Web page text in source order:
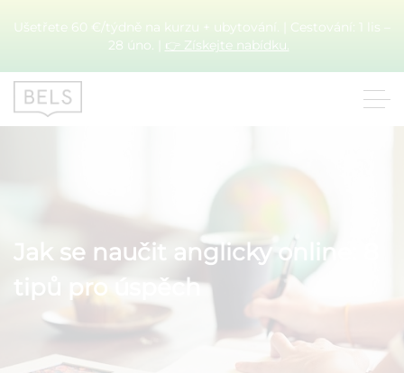
Ušetřete 60 €/týdně na kurzu + ubytování. | Cestování: 1 lis –
28 úno. | 👉 Získejte nabídku.
Jak se naučit anglicky online: 8
tipů pro úspěch